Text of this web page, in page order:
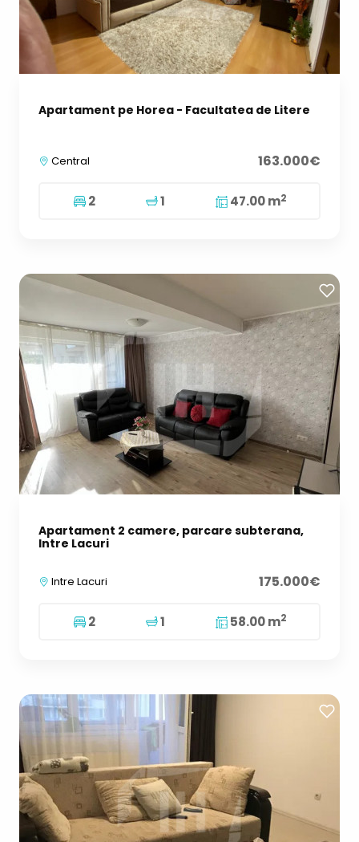
Apartament pe Horea - Facultatea de Litere
Central 163.000€
2 1 47.00 m2
Apartament 2 camere, parcare subterana,
Intre Lacuri
Intre Lacuri 175.000€
2 1 58.00 m2